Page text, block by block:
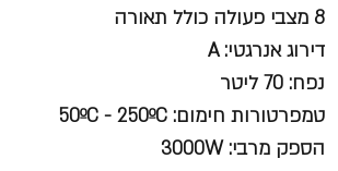
8 מצבי פעולה כולל תאורה
דירוג אנרגטי: A
נפח: 70 ליטר
טמפרטורות חימום: 50ºC - 250ºC
הספק מרבי: 3000W